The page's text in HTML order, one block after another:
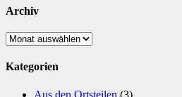
Archiv
Archiv
Kategorien
Aus den Ortsteilen (3)